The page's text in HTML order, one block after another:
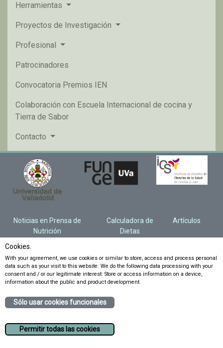
Herramientas
Proyectos de Investigación
Profesional
Patrocinadores
Convocatoria Premios IEN
Colaboración con Escuela Internacional de cocina y
Tierra de Sabor
Contacto
Noticias en Prensa de
Nutrición
Calculadora de
Dietas
Artículos
Cookies.
With your agreement, we use cookies or similar to store, access and process personal
data such as your visit to this website. We do the following data processing with your
consent and / or our legitimate interest: Store or access information on a device,
information about the public and product development.
Sólo usar cookies funcionales
Permitir todas las cookies